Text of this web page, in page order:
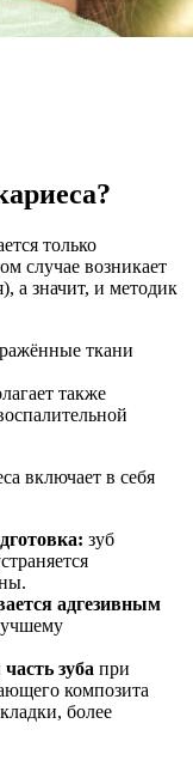
только
случае возникает
а значит, и методик
ткани
также
включает в себя
зуб
адгезивным
зуба при
композита
более